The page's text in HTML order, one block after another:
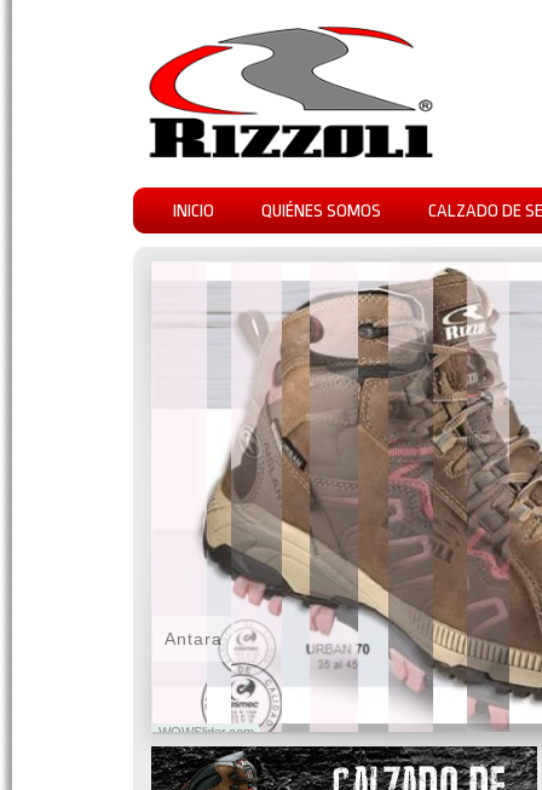
INICIO QUIÉNES SOMOS CALZADO DE
WOWSlider.com
Antara